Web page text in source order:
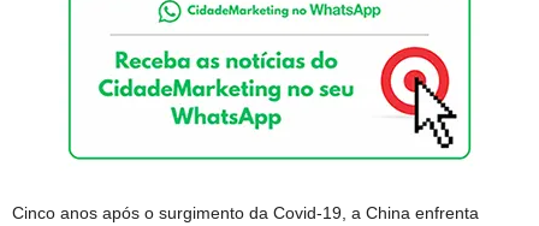
Cinco anos após o surgimento da Covid-19, a China enfrenta